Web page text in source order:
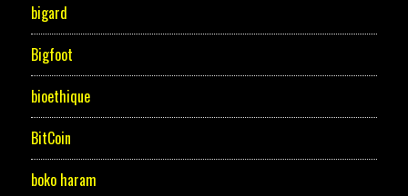
bigard
Bigfoot
bioethique
BitCoin
boko haram